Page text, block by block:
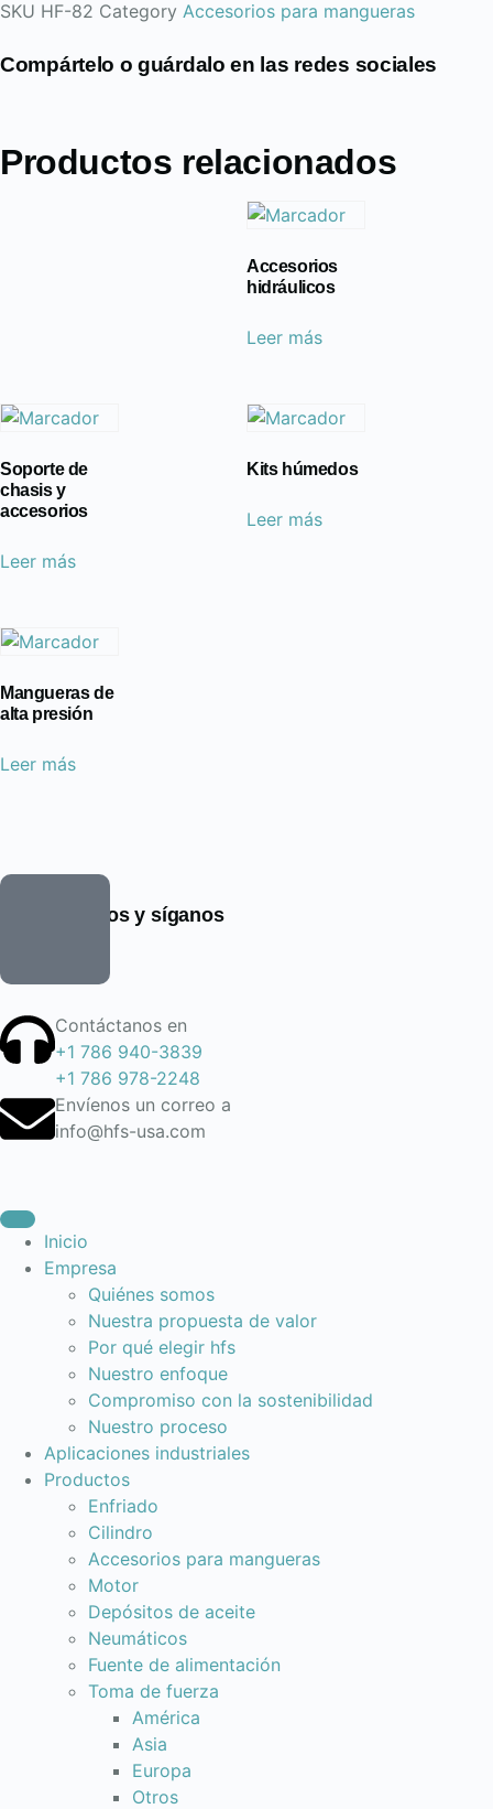
SKU HF-82 Category Accesorios para mangueras
Compártelo o guárdalo en las redes sociales
Productos relacionados
Accesorios
hidráulicos
Leer más
Soporte de
chasis y
accesorios
Leer más
Kits húmedos
Leer más
Mangueras de
alta presión
Leer más
Encuéntrenos y síganos
Contáctanos en
+1 786 940-3839
+1 786 978-2248
Envíenos un correo a
info@hfs-usa.com
Inicio
Empresa
Quiénes somos
Nuestra propuesta de valor
Por qué elegir hfs
Nuestro enfoque
Compromiso con la sostenibilidad
Nuestro proceso
Aplicaciones industriales
Productos
Enfriado
Cilindro
Accesorios para mangueras
Motor
Depósitos de aceite
Neumáticos
Fuente de alimentación
Toma de fuerza
América
Asia
Europa
Otros